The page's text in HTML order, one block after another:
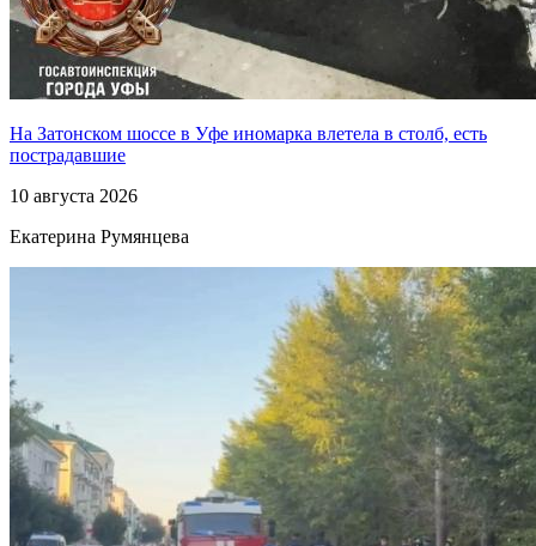
На Затонском шоссе в Уфе иномарка влетела в столб, есть
пострадавшие
10 августа 2026
Екатерина Румянцева